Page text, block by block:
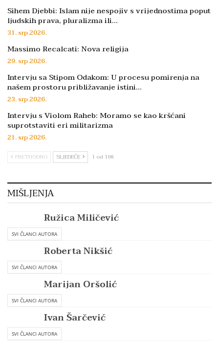
Sihem Djebbi: Islam nije nespojiv s vrijednostima poput
ljudskih prava, pluralizma ili…
31. srp 2026.
Massimo Recalcati: Nova religija
29. srp 2026.
Intervju sa Stipom Odakom: U procesu pomirenja na
našem prostoru približavanje istini…
23. srp 2026.
Intervju s Violom Raheb: Moramo se kao kršćani
suprotstaviti eri militarizma
21. srp 2026.
PRETHODNO SLJEDEĆE 1 od 198
MIŠLJENJA
Ružica Miličević
SVI ČLANCI AUTORA
Roberta Nikšić
SVI ČLANCI AUTORA
Marijan Oršolić
SVI ČLANCI AUTORA
Ivan Šarčević
SVI ČLANCI AUTORA